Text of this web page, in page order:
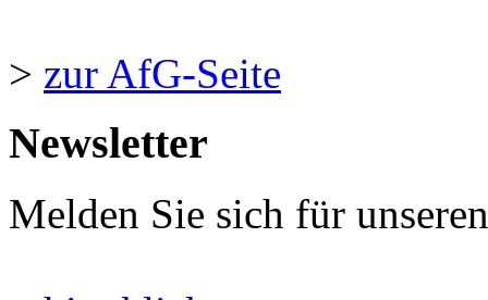
> zur AfG-Seite
Newsletter
Melden Sie sich für